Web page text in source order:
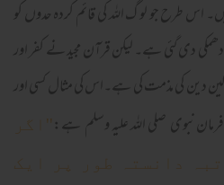
اس طرح جو لو گ اللہ کی قائم کردہ حدوں کو
دی گئی ہے۔ لیکن قرآن مجید نے کفر اور
کی مذمت کی ہے۔اس کی مثال کسی اور
نبوی صلی اللہ علیہ وسلم ہے: ''اگر
دانستہ طور پر ایک